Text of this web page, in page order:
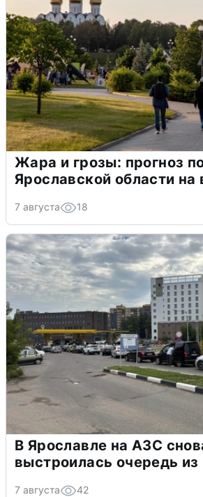
Жара и грозы: прогноз
Ярославской области
7 августа 18
В Ярославле на АЗС
выстроилась очередь
7 августа 42